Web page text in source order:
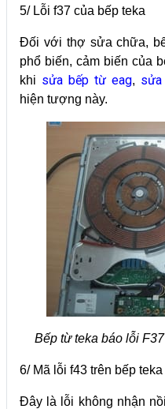
5/ Lỗi f37 của bếp teka
Đối với thợ sửa chữa,
phổ biến, cảm biến của
khi sửa bếp từ eag,
hiện tượng này.
Bếp từ teka báo lỗi
6/ Mã lỗi f43 trên bếp teka
Đây là lỗi không nhận